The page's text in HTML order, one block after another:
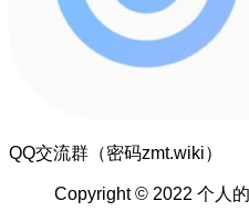
QQ交流群（密码zmt.wiki）
Copyright © 2022 个人